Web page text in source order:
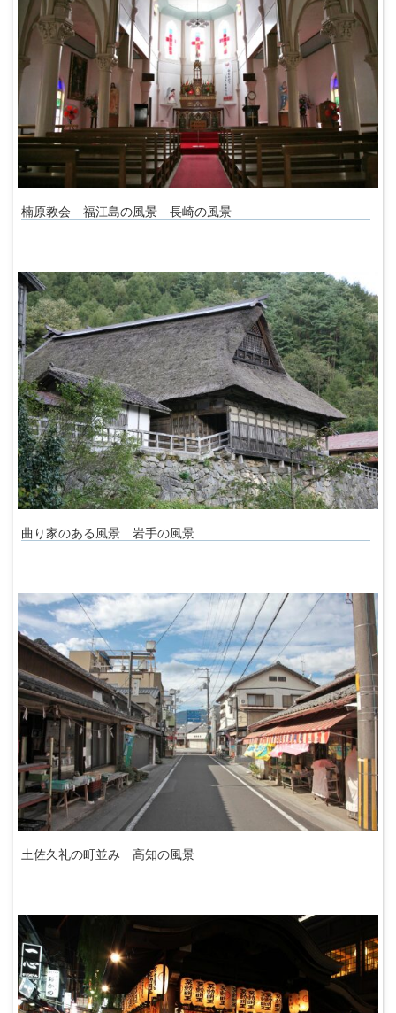
楠原教会 福江島の風景 長崎の風景
曲り家のある風景 岩手の風景
土佐久礼の町並み 高知の風景